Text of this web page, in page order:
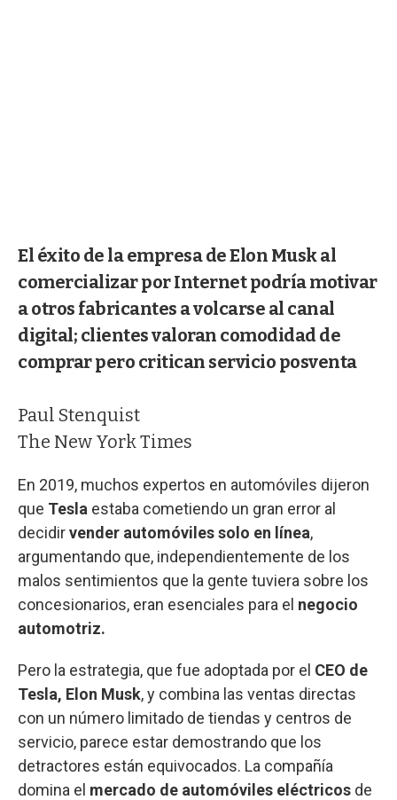
El éxito de la empresa de Elon Musk al
comercializar por Internet podría motivar
a otros fabricantes a volcarse al canal
digital; clientes valoran comodidad de
comprar pero critican servicio posventa
Paul Stenquist
The New York Times
En 2019, muchos expertos en automóviles dijeron
que Tesla estaba cometiendo un gran error al
decidirvender automóviles solo en línea,
argumentando que, independientemente de los
malos sentimientos que la gente tuviera sobre los
concesionarios, eran esenciales para el negocio
automotriz.
Pero la estrategia, que fue adoptada por el CEO de
Tesla, Elon Musk, y combina las ventas directas
con un número limitado de tiendas y centros de
servicio, parece estar demostrando que los
detractores están equivocados. La compañía
domina el mercado de automóviles eléctricos de